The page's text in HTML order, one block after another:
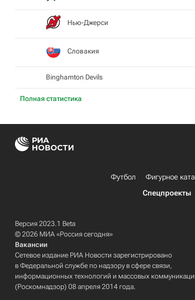
Полная статистика
Нью-Джерси
Словакия
Binghamton Devils
Футбол Фигурное
Спецпроекты
Версия 2023.1 Beta
© 2026 МИА «Россия сегодня»
Вакансии
Сетевое издание РИА Новости зарегистрировано
в Федеральной службе по надзору в сфере связи,
информационных технологий и массовых
(Роскомнадзор) 08 апреля 2014 года.